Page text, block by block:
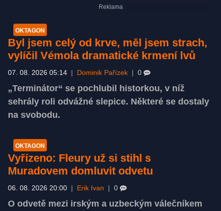
OKTAGON
Byl jsem celý od krve, měl jsem strach,
vylíčil Vémola dramatické krmení lvů
07. 08. 2026 05:14 Dominik Pařízek 0
„Terminátor“ se pochlubil historkou, v níž
sehrály roli odvážné slepice. Některé se dostaly
na svobodu.
OKTAGON
Vyřízeno: Fleury už si stihl s
Muradovem domluvit odvetu
06. 08. 2026 20:00 Erik Ivan 0
O odvetě mezi irským a uzbeckým válečníkem